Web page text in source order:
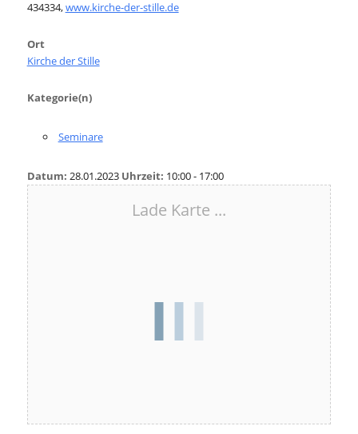
434334,www.kirche-der-stille.de
Ort
Kirche der Stille
Kategorie(n)
Seminare
Datum: 28.01.2023 Uhrzeit: 10:00 - 17:00
Lade Karte ...